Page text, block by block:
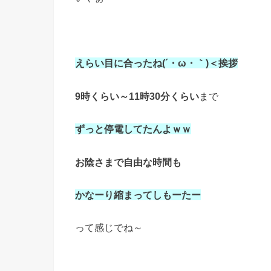
えらい目に合ったね(´・ω・｀)＜挨拶
9時くらい～11時30分くらいまで
ずっと停電してたんよｗｗ
お陰さまで自由な時間も
かなーり縮まってしもーたー
って感じでね～